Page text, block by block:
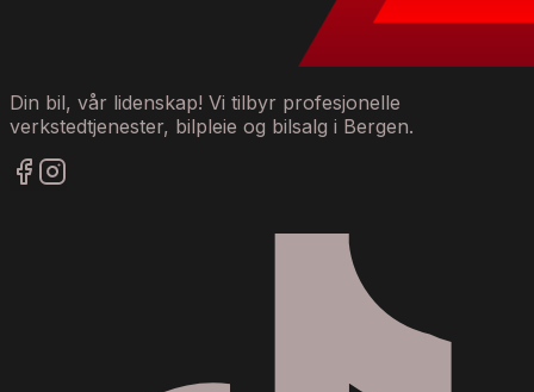
Din bil, vår lidenskap! Vi tilbyr profesjonelle
verkstedtjenester, bilpleie og bilsalg i Bergen.